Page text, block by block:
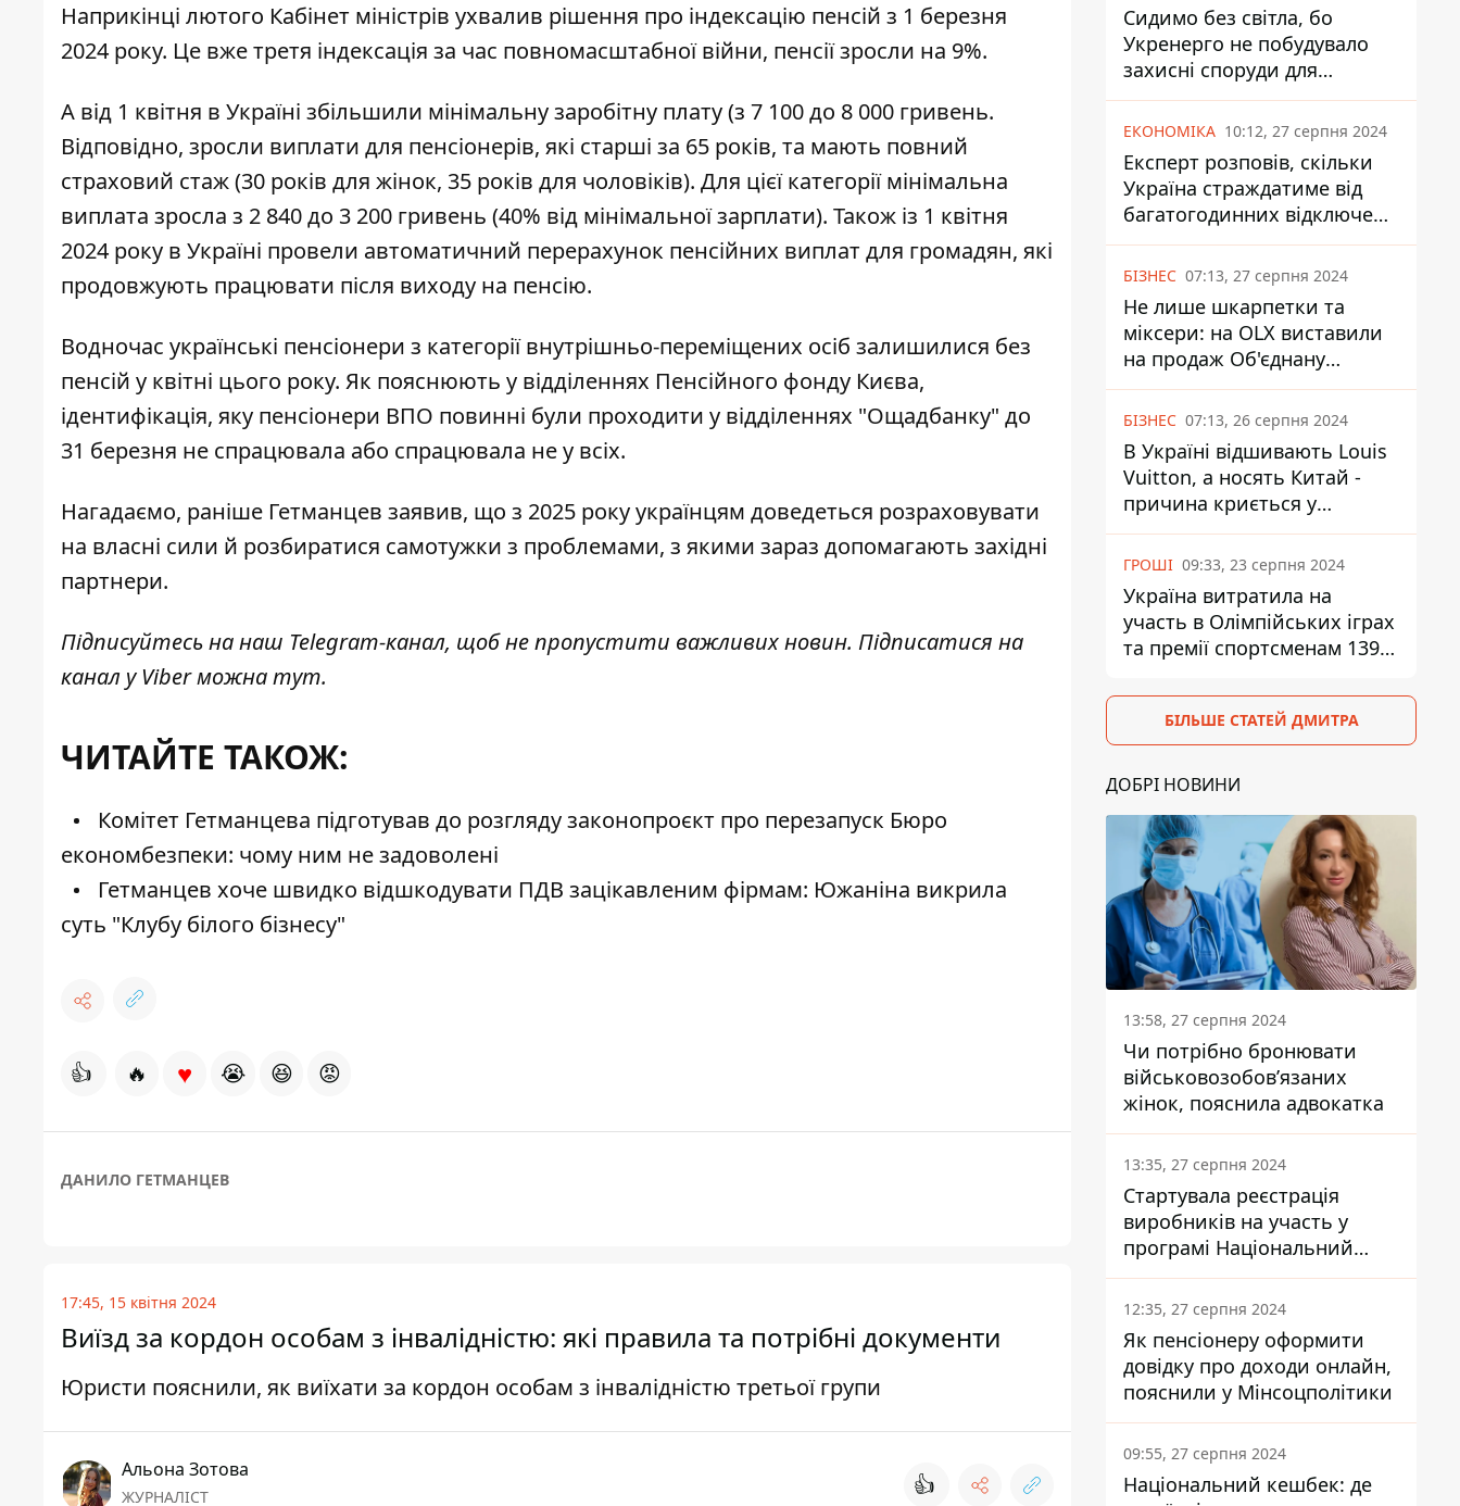
Наприкінці лютого Кабінет міністрів ухвалив рішення про індексацію пенсій з 1 березня
2024 року. Це вже третя індексація за час повномасштабної війни, пенсії зросли на 9%.
А від 1 квітня в Україні збільшили мінімальну заробітну плату(з 7 100 до 8 000 гривень.
Відповідно, зросли виплати для пенсіонерів, які старші за 65 років, та мають повний
страховий стаж (30 років для жінок, 35 років для чоловіків). Для цієї категорії мінімальна
виплата зросла з 2 840 до 3 200 гривень (40% від мінімальної зарплати). Також із 1 квітня
2024 року в Україні провели автоматичний перерахунок пенсійних виплат для громадян, які
продовжують працювати після виходу на пенсію.
Водночас українські пенсіонери з категорії внутрішньо-переміщених осіб залишилися без
пенсій у квітні цього року. Як пояснюють у відділеннях Пенсійного фонду Києва,
ідентифікація, яку пенсіонери ВПО повинні були проходити у відділеннях "Ощадбанку" до
31 березня не спрацювала або спрацювала не у всіх.
Нагадаємо, раніше Гетманцев заявив, що з 2025 року українцям доведеться розраховувати
на власні сили й розбиратися самотужки з проблемами, з якими зараз допомагають західні
партнери.
Підписуйтесь на наш Telegram-канал, щоб не пропустити важливих новин. Підписатися на
канал у Viber можнатут.
ЧИТАЙТЕ ТАКОЖ:
Комітет Гетманцева підготував до розгляду законопроєкт про перезапуск Бюро
економбезпеки: чому ним не задоволені
Гетманцев хоче швидко відшкодувати ПДВ зацікавленим фірмам: Южаніна викрила
суть "Клубу білого бізнесу"
👍 🔥 ♥ 😭 😆 😡
ДАНИЛО ГЕТМАНЦЕВ
17:45, 15 квітня 2024
Виїзд за кордон особам з інвалідністю: які правила та потрібні документи
Юристи пояснили, як виїхати за кордон особам з інвалідністю третьої групи
Альона Зотова
ЖУРНАЛІСТ 👍
Сидимо без світла, бо
Укренерго не побудувало
захисні споруди для
енергетики - нардеп
Кучеренко
ЕКОНОМІКА 10:12, 27 серпня 2024
Експерт розповів, скільки
Україна страждатиме від
багатогодинних відключень
світла
БІЗНЕС 07:13, 27 серпня 2024
Не лише шкарпетки та
міксери: на OLX виставили
на продаж Об'єднану
Гірнично-Хімічну Компанію
за багато мільярдів
БІЗНЕС 07:13, 26 серпня 2024
В Україні відшивають Louis
Vuitton, а носять Китай -
причина криється у
податках
ГРОШІ 09:33, 23 серпня 2024
Україна витратила на
участь в Олімпійських іграх
та премії спортсменам 139,6
БІЛЬШЕ СТАТЕЙ ДМИТРА
ДОБРІ НОВИНИ
13:58, 27 серпня 2024
Чи потрібно бронювати
військовозобов’язаних
жінок, пояснила адвокатка
13:35, 27 серпня 2024
Стартувала реєстрація
виробників на участь у
програмі Національний
кешбек: як це зробити
через портал Дія
12:35, 27 серпня 2024
Як пенсіонеру оформити
довідку про доходи онлайн,
пояснили у Мінсоцполітики
09:55, 27 серпня 2024
Національний кешбек: де